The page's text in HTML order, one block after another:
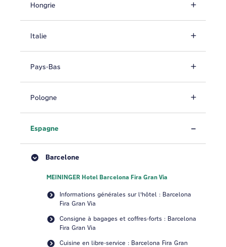
Hongrie
Italie
Pays-Bas
Pologne
Espagne
Barcelone
MEININGER Hotel Barcelona Fira Gran Via
Informations générales sur l'hôtel : Barcelona
Fira Gran Via
Consigne à bagages et coffres-forts : Barcelona
Fira Gran Via
Cuisine en libre-service : Barcelona Fira Gran